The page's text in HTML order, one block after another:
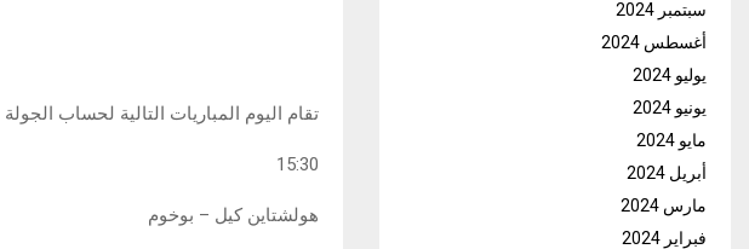
تقام اليوم المباريات التالية لحساب الجولة 21 من البوندسليغا الألمانية:
15:30
هولشتاين كيل – بوخوم
سبتمبر 2024
أغسطس 2024
يوليو 2024
يونيو 2024
مايو 2024
أبريل 2024
مارس 2024
فبراير 2024